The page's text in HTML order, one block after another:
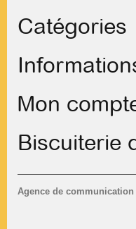
Catégories
Agence de
Mon
Biscuiterie